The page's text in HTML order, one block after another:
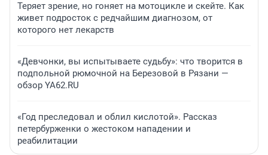
Теряет зрение, но гоняет на мотоцикле и скейте. Как
живет подросток с редчайшим диагнозом, от
которого нет лекарств
«Девчонки, вы испытываете судьбу»: что творится в
подпольной рюмочной на Березовой в Рязани —
обзор YA62.RU
«Год преследовал и облил кислотой». Рассказ
петербурженки о жестоком нападении и
реабилитации